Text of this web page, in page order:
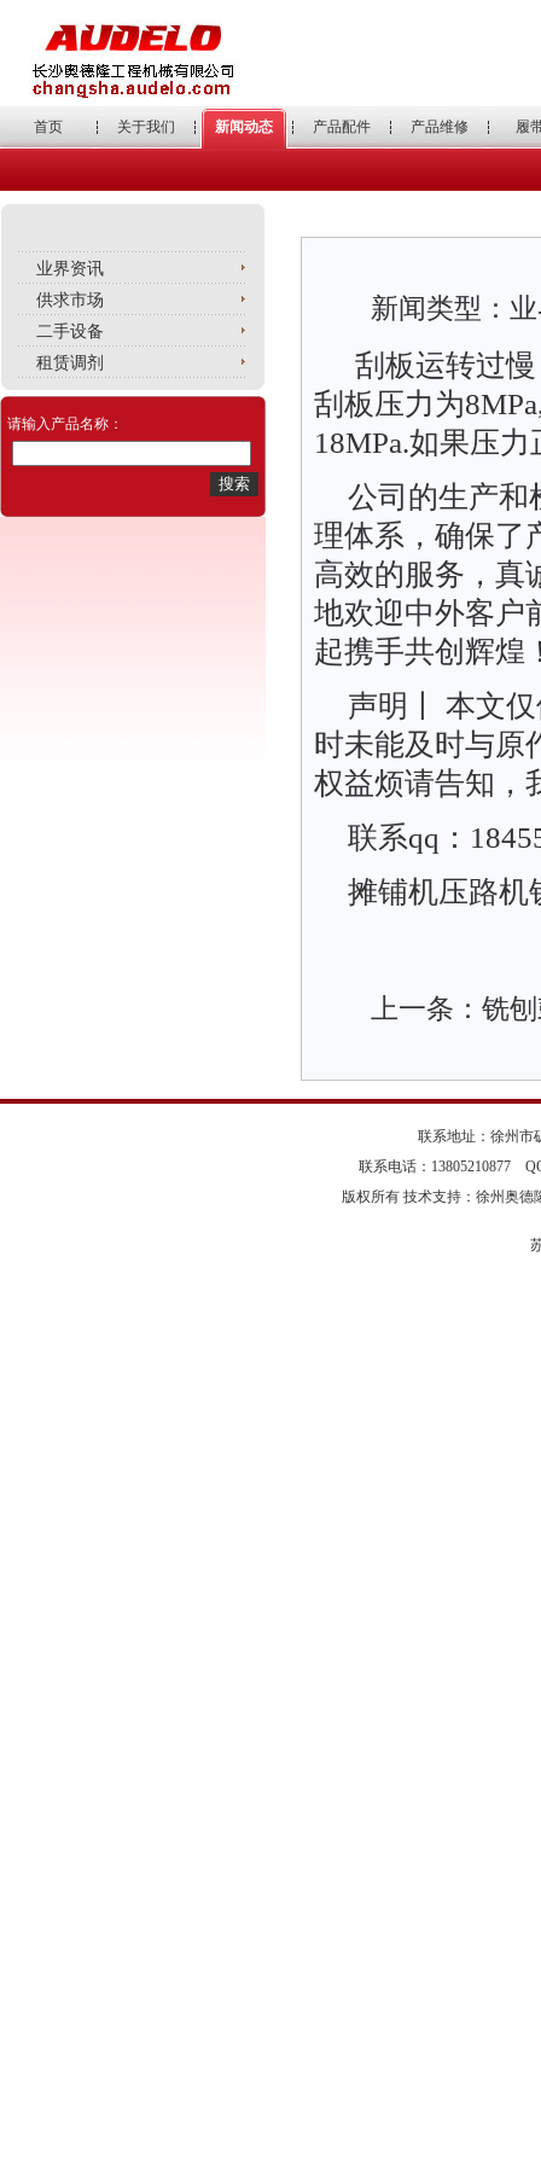
首页 关于我们 新闻动态 产品配件 产品维修 履
业界资讯
供求市场
二手设备
租赁调剂
请输入产品名称：
新闻类型：
刮板运转过
刮板压力为
18MPa.如果压
公司的生产和
理体系，确保了
高效的服务，真
地欢迎中外客户
起携手共创辉煌
声明丨 本文
时未能及时与原
权益烦请告知，
联系qq：
摊铺机压路机
上一条： 铣
联系地址：徐州市
联系电话：13805210877
版权所有 技术支持：徐州奥